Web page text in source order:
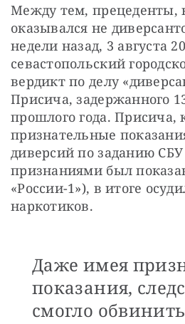
Между тем, прецеденты,
оказывался не
недели назад, 3 августа
севастопольский
вердикт по делу
Присича, задержанного
прошлого года. Присича,
признательные
диверсий по заданию СБУ
признаниями был
«России-1»), в итоге
наркотиков.
Даже имея
показания,
смогло обвинить